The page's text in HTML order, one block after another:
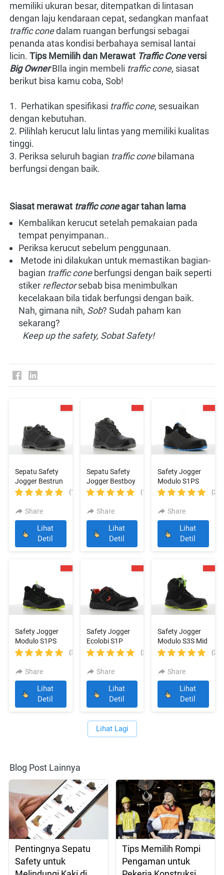
memiliki ukuran besar, ditempatkan di lintasan
dengan laju kendaraan cepat, sedangkan manfaat
traffic conedalam ruangan berfungsi sebagai
penanda atas kondisi berbahaya semisal lantai
licin. Tips Memilih dan Merawat Traffic Cone versi
Big Owner BIla ingin membeli traffic cone, siasat
berikut bisa kamu coba, Sob!
1.  Perhatikan spesifikasi traffic cone, sesuaikan
dengan kebutuhan.
2. Pilihlah kerucut lalu lintas yang memiliki kualitas
tinggi.
3. Periksa seluruh bagian traffic cone bilamana
berfungsi dengan baik.
Siasat merawat traffic cone agar tahan lama
Kembalikan kerucut setelah pemakaian pada
tempat penyimpanan..
Periksa kerucut sebelum penggunaan.
Metode ini dilakukan untuk memastikan bagian-
bagian traffic cone berfungsi dengan baik seperti
stiker reflector sebab bisa menimbulkan
kecelakaan bila tidak berfungsi dengan baik.
Nah, gimana nih, Sob? Sudah paham kan
sekarang?
Keep up the safety, Sobat Safety!
Sepatu Safety
Jogger Bestrun
S3
(1)
Share
`
Lihat
Detil
Sepatu Safety
Jogger Bestboy
S3
(1)
Share
`
Lihat
Detil
Safety Jogger
Modulo S1PS
Low Perf Grey
(2)
Share
`
Lihat
Detil
Safety Jogger
Modulo S1PS
Low Perf Black
(3)
Share
`
Lihat
Detil
Safety Jogger
Ecolobi S1P
Low TLS Black
(2)
Share
`
Lihat
Detil
Safety Jogger
Modulo S3S Mid
Black
(2)
Share
`
Lihat
Detil
`Lihat Lagi
Blog Post Lainnya
Pentingnya Sepatu
Safety untuk
Tips Memilih Rompi
Pengaman untuk